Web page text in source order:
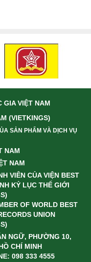
GIA VIỆT NAM
(VIETKINGS)
SẢN PHẨM VÀ DỊCH VỤ
NAM
NAM
VIÊN CỦA VIỆN BEST
KỶ LỤC THẾ GIỚI
OF WORLD BEST
UNION
NGỮ, PHƯỜNG 10,
CHÍ MINH
098 333 4555